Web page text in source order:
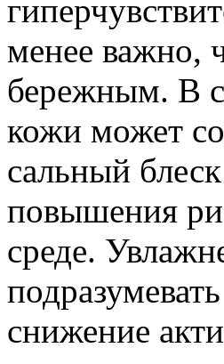
менее важно,
бережным. В
кожи может
сальный
повышения
среде.
снижение